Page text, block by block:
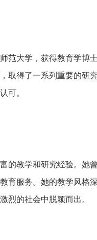
范大学，获得教育学博
取得了一系列重要的研
可。
的教学和研究经验。她
育服务。她的教学风格
烈的社会中脱颖而出。